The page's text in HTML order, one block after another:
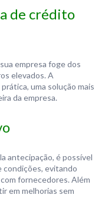
de crédito
empresa foge dos
elevados. A
uma solução mais
da empresa.
antecipação, é possível
condições, evitando
fornecedores. Além
em melhorias sem